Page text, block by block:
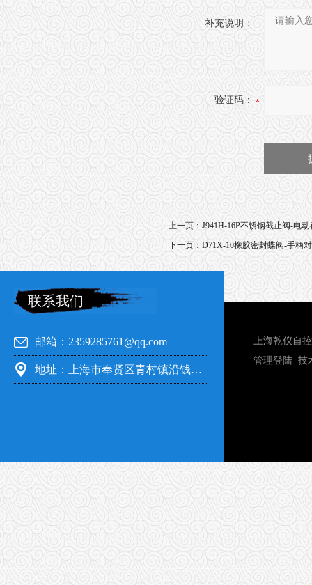
补充说明：
验证码：
上一页： J941H-16P不锈钢截止阀-电
下一页： D71X-10橡胶密封蝶阀-手柄
联系我们
邮箱：2359285761@qq.com
地址：上海市奉贤区青村镇沿钱公路351号
上海乾仪自
管理登陆 技